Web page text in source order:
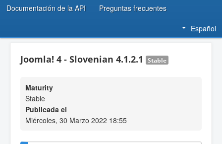
Documentación de la API Preguntas frecuentes
Español
Joomla! 4 - Slovenian 4.1.2.1 Stable
Maturity
Stable
Publicada el
Miércoles, 30 Marzo 2022 18:55